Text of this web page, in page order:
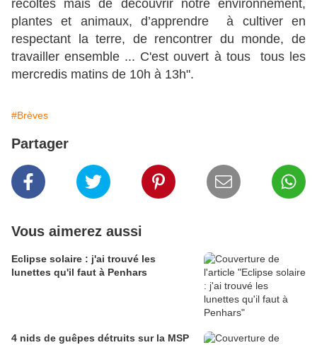
récoltes mais de découvrir notre environnement,
plantes et animaux, d’apprendre à cultiver en
respectant la terre, de rencontrer du monde, de
travailler ensemble ... C'est ouvert à tous tous les
mercredis matins de 10h à 13h".
#Brèves
Partager
Vous aimerez aussi
Eclipse solaire : j'ai trouvé les
lunettes qu'il faut à Penhars
4 nids de guêpes détruits sur la MSP